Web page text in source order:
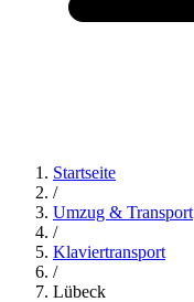
Startseite
/
Umzug & Transport
/
Klaviertransport
/
Lübeck